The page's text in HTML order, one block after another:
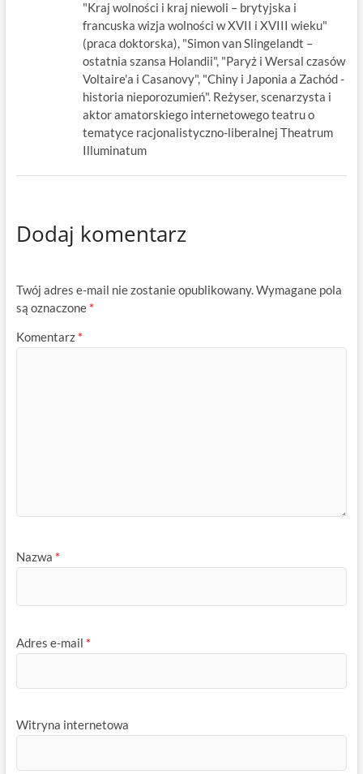
"Kraj wolności i kraj niewoli – brytyjska i
francuska wizja wolności w XVII i XVIII wieku"
(praca doktorska), "Simon van Slingelandt –
ostatnia szansa Holandii", "Paryż i Wersal czasów
Voltaire'a i Casanovy", "Chiny i Japonia a Zachód -
historia nieporozumień". Reżyser, scenarzysta i
aktor amatorskiego internetowego teatru o
tematyce racjonalistyczno-liberalnej Theatrum
Illuminatum
Dodaj komentarz
Twój adres e-mail nie zostanie opublikowany.Wymagane pola
są oznaczone *
Komentarz *
Nazwa *
Adres e-mail *
Witryna internetowa